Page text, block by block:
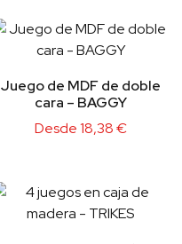
Juego de MDF de doble
cara – BAGGY
Desde18,38€